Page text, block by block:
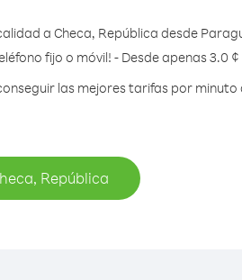
a Checa, República desde
fijo o móvil! - Desde apenas 3.0
las mejores tarifas por minuto
República